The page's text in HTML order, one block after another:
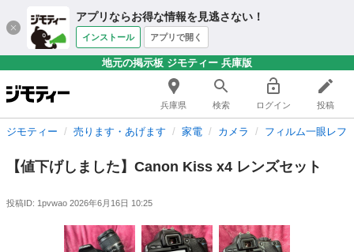
アプリならお得な情報を見逃さない！
インストール アプリで開く
地元の掲示板 ジモティー 兵庫版
兵庫県 検索 ログイン 投稿
ジモティー 売ります・あげます 家電 カメラ フィルム一眼レフ
【値下げしました】Canon Kiss x4 レンズセット
投稿ID: 1pvwao 2026年6月16日 10:25